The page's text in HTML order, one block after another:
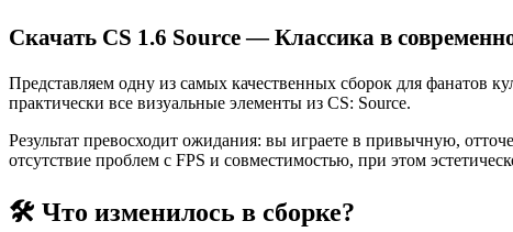
Скачать CS 1.6 Source — Классика в
Представляем одну из самых качественных сборок для фанатов
практически все визуальные элементы из CS: Source.
Результат превосходит ожидания: вы играете в привычную,
отсутствие проблем с FPS и совместимостью, при этом
🛠 Что изменилось в сборке?